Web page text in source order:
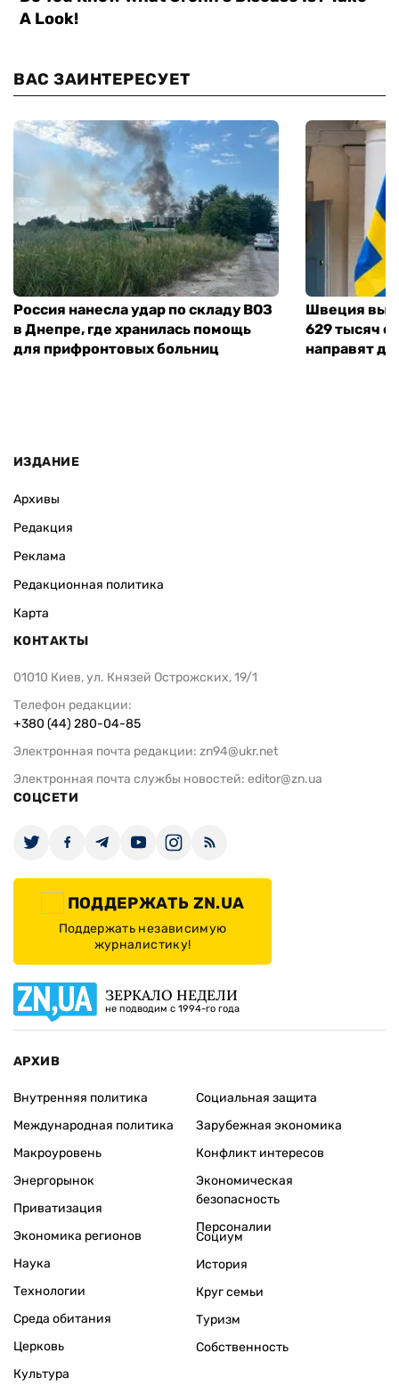
ВАС ЗАИНТЕРЕСУЕТ
Россия нанесла удар по складу ВОЗ
в Днепре, где хранилась помощь
для прифронтовых больниц
Швеция
629 тысяч
направят
ИЗДАНИЕ
Архивы
Редакция
Реклама
Редакционная политика
Карта
КОНТАКТЫ
01010 Киев, ул. Князей Острожских, 19/1
Телефон редакции:
+380 (44) 280-04-85
Электронная почта редакции: zn94@ukr.net
Электронная почта службы новостей: editor@zn.ua
СОЦСЕТИ
ПОДДЕРЖАТЬ ZN.UA
Поддержать независимую
журналистику!
ЗЕРКАЛО НЕДЕЛИ
не подводим с 1994-го года
АРХИВ
Внутренняя политика
Международная политика
Макроуровень
Энергорынок
Приватизация
Экономика регионов
Социальная защита
Зарубежная экономика
Конфликт интересов
Экономическая
безопасность
Персоналии
Наука
Технологии
Среда обитания
Церковь
Культура
Социум
История
Круг семьи
Туризм
Собственность